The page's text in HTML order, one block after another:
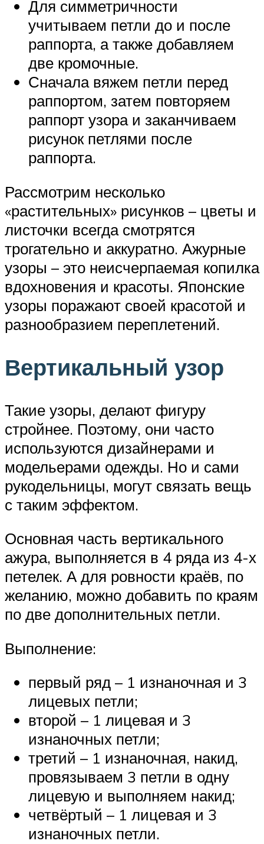
Для симметричности
учитываем петли до и после
раппорта, а также добавляем
две кромочные.
Сначала вяжем петли перед
раппортом, затем повторяем
раппорт узора и заканчиваем
рисунок петлями после
раппорта.
Рассмотрим несколько
«растительных» рисунков – цветы и
листочки всегда смотрятся
трогательно и аккуратно. Ажурные
узоры – это неисчерпаемая копилка
вдохновения и красоты. Японские
узоры поражают своей красотой и
разнообразием переплетений.
Вертикальный узор
Такие узоры, делают фигуру
стройнее. Поэтому, они часто
используются дизайнерами и
модельерами одежды. Но и сами
рукодельницы, могут связать вещь
с таким эффектом.
Основная часть вертикального
ажура, выполняется в 4 ряда из 4-х
петелек. А для ровности краёв, по
желанию, можно добавить по краям
по две дополнительных петли.
Выполнение:
первый ряд – 1 изнаночная и 3
лицевых петли;
второй – 1 лицевая и 3
изнаночных петли;
третий – 1 изнаночная, накид,
провязываем 3 петли в одну
лицевую и выполняем накид;
четвёртый – 1 лицевая и 3
изнаночных петли.